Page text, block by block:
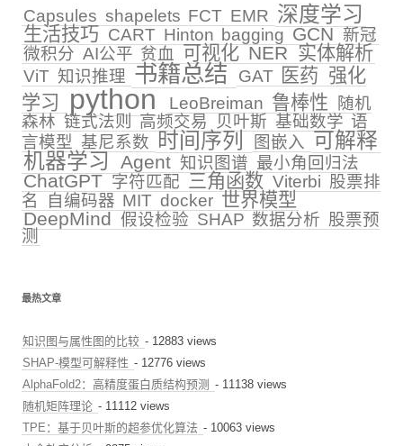
Capsules shapelets FCT EMR 深度学习
生活技巧 CART Hinton bagging GCN 新冠
微积分 AI公平 贫血 可视化 NER 实体解析
ViT 知识推理 书籍总结 GAT 医药 强化
学习
python LeoBreiman 鲁棒性
随机
森林 链式法则高频交易 贝叶斯 基础数学 语
言模型 基尼系数 时间序列 图嵌入 可解释
机器学习 Agent 知识图谱 最小角回归法
ChatGPT 字符匹配 三角函数 Viterbi 股票排
名
自编码器 MIT docker 世界模型
DeepMind 假设检验 SHAP 数据分析 股票预
测
最热文章
知识图与属性图的比较 - 12883 views
SHAP-模型可解释性 - 12776 views
AlphaFold2：高精度蛋白质结构预测 - 11138 views
随机矩阵理论 - 11112 views
TPE：基于贝叶斯的超参优化算法 - 10063 views